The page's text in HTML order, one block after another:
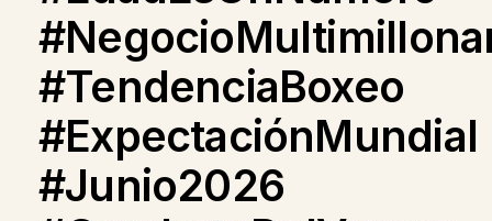
#TendenciaBoxeo
#ExpectaciónMundial
#Junio2026